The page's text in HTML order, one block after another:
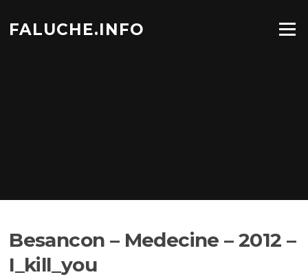
contenu
FALUCHE.INFO Menu
Besancon – Medecine – 2012 –
I_kill_you